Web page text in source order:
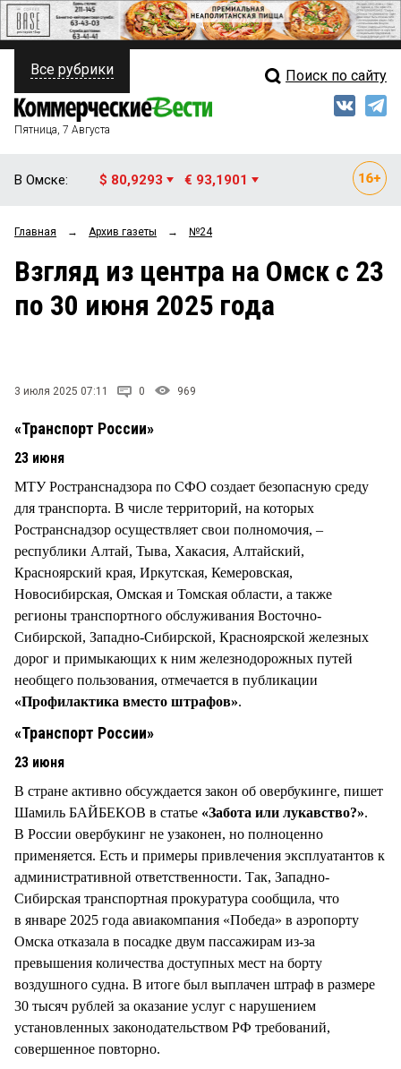
ПОЛИТИКА
ФИНАНСЫ
ОБЩЕСТВО
ЗАКОН
Свежий выпуск
Рейтинги
Блоги
Все рубрики Поиск по сайту
Пятница, 7 Августа
В Омске: $ 80,9293 € 93,1901
Главная → Архив газеты → №24
Взгляд из центра на Омск с 23
по 30 июня 2025 года
3 июля 2025 07:11 0 969
«Транспорт России»
23 июня
МТУ Ространснадзора по СФО создает безопасную среду
для транспорта. В числе территорий, на которых
Ространснадзор осуществляет свои полномочия, –
республики Алтай, Тыва, Хакасия, Алтайский,
Красноярский края, Иркутская, Кемеровская,
Новосибирская, Омская и Томская области, а также
регионы транспортного обслуживания Восточно-
Сибирской, Западно-Сибирской, Красноярской железных
дорог и примыкающих к ним железнодорожных путей
необщего пользования, отмечается в публикации
«Профилактика вместо штрафов».
«Транспорт России»
23 июня
В стране активно обсуждается закон об овербукинге, пишет
Шамиль БАЙБЕКОВ в статье «Забота или лукавство?».
В России овербукинг не узаконен, но полноценно
применяется. Есть и примеры привлечения эксплуатантов к
административной ответственности. Так, Западно-
Сибирская транспортная прокуратура сообщила, что
в январе 2025 года авиакомпания «Победа» в аэропорту
Омска отказала в посадке двум пассажирам из-за
превышения количества доступных мест на борту
воздушного судна. В итоге был выплачен штраф в размере
30 тысяч рублей за оказание услуг с нарушением
установленных законодательством РФ требований,
совершенное повторно.